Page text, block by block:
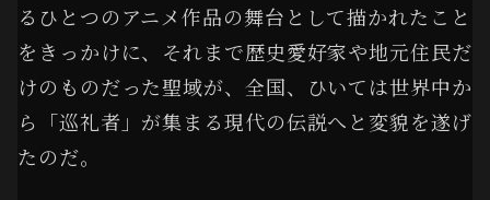
るひとつのアニメ作品の舞台として描かれたこと
をきっかけに、それまで歴史愛好家や地元住民だ
けのものだった聖域が、全国、ひいては世界中か
ら「巡礼者」が集まる現代の伝説へと変貌を遂げ
たのだ。